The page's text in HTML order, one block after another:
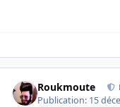
Roukmoute
Publication: 15